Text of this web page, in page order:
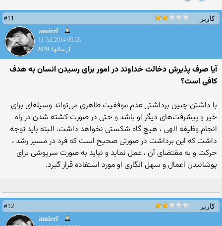
کاربر
#11
amirrf
11 Jul 2014 09:28
ارسالها: 2829
آیا صرف پذیرش دخالت خداوند در امور برای رسیدن انسان به هدف
کافی است؟
با داشتن چنین برداشتی عدم موفقیت ظاهری می‌تواند وسیله‌ای برای
خیر و پیشرفت‌های دیگر او باشد و حتی در صورت کشته شدن در راه
انجام وظیفه الهی ، هیچ گاه شکستی نخواهد داشت. البته باید توجه
داشت که این برداشت در صورتی صحیح است که فرد در مسیر رشد ،
حرکت و به مقتضای آن ، عمل نماید و نباید به صورت سرپوشی برای
پوشانیدن اعمال و سهل انگاری او مورد استفاده قرار گیرد.
کاربر
#12
amirrf